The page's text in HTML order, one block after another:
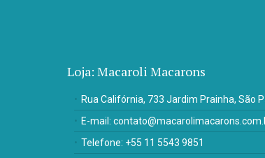
Loja: Macaroli Macarons
Rua Califórnia, 733 Jardim Prainha, São
E-mail:
Telefone: +55 11 5543 9851